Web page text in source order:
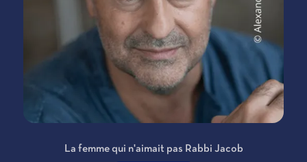
La femme qui n'aimait pas Rabbi Jacob